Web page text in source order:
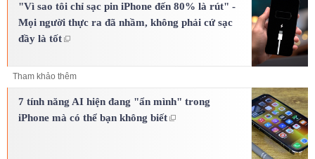
"Vì sao tôi chỉ sạc pin iPhone đến 80% là rút" -
Mọi người thực ra đã nhầm, không phải cứ sạc
đầy là tốt
Tham khảo thêm
7 tính năng AI hiện đang "ẩn mình" trong
iPhone mà có thể bạn không biết